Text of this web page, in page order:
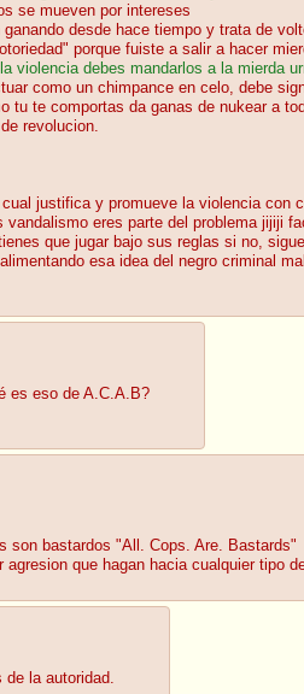
se mueven por intereses
desde hace tiempo y trata de
porque fuiste a salir a hacer
violencia debes mandarlos a la mierda
como un chimpance en celo, debe
tu te comportas da ganas de nukear a
revolucion.
justifica y promueve la violencia
eres parte del problema jijiji
que jugar bajo sus reglas si no,
esa idea del negro criminal
es eso de A.C.A.B?
son bastardos "All. Cops. Are. Bastards"
que hagan hacia cualquier tipo
de la autoridad.